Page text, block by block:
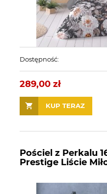
Dostępność:
289,00 zł
KUP TERAZ
Pościel z Perkalu
Prestige Liście